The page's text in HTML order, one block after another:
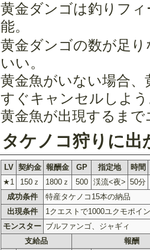
黄金ダンゴは釣りフ
能。
黄金ダンゴの数が足
いい。
黄金魚がいない場合
すぐキャンセルしよ
黄金魚が出現するま
タケノコ狩りに出
LV 契約金 報酬金 GP 指定地
時間
★1
150ｚ 1800ｚ 500 渓流<夜> 50分
成功条件
特産タケノコ15本の納品
出現条件
1クエストで1000ユクモポイ
モンスター ブルファンゴ、ジャギィ
支給品
報酬